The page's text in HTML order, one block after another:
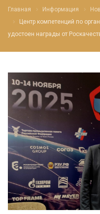
Главная Информация
Центр компетенций по
удостоен награды от